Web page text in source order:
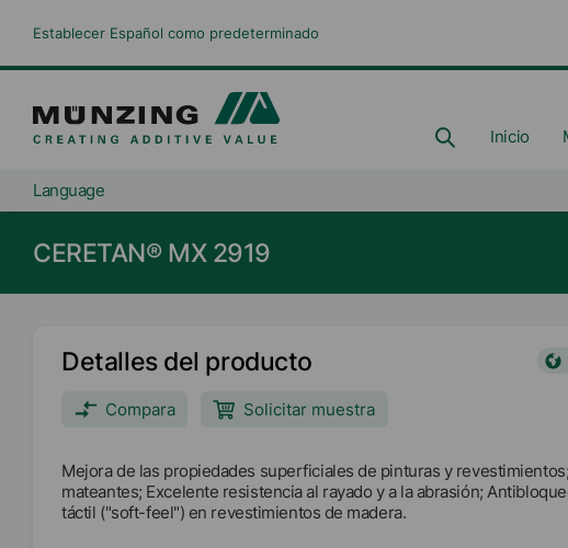
Establecer Español como predeterminado
Inicio
Language
CERETAN® MX 2919
Detalles del producto
Compara Solicitar muestra
Mejora de las propiedades superficiales de pinturas y
mateantes; Excelente resistencia al rayado y a la abrasión;
táctil ("soft-feel") en revestimientos de madera.